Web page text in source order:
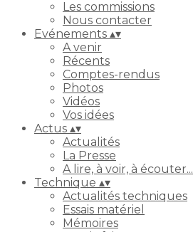
Les commissions
Nous contacter
Evénements ▴▾
A venir
Récents
Comptes-rendus
Photos
Vidéos
Vos idées
Actus ▴▾
Actualités
La Presse
A lire, à voir, à écouter...
Technique ▴▾
Actualités techniques
Essais matériel
Mémoires